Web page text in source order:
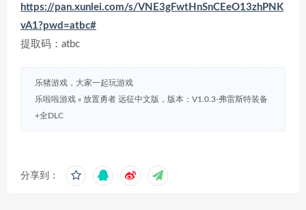
https://pan.xunlei.com/s/VNE3gFwtHnSnCEeO13zhPNK
vA1?pwd=atbc#
提取码：atbc
乐猪游戏，大家一起玩游戏
乐啦啦游戏 » 放置勇者 远征中文版，版本：V1.0.3-弗雷斯特装备
+全DLC
分享到：